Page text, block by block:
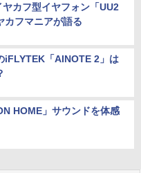
カフ型イヤフォン「UU2
カフマニアが語る
iFLYTEK「AINOTE 2」は
HOME」サウンドを体感